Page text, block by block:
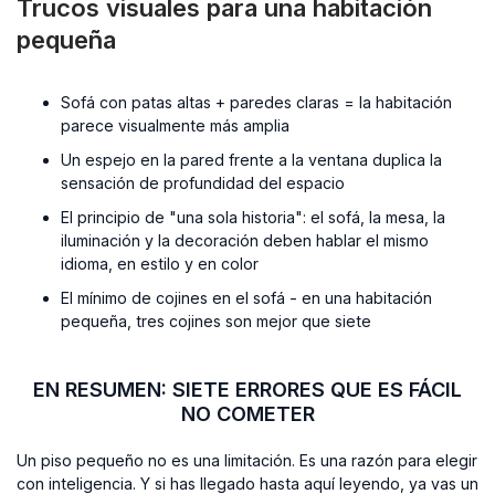
Trucos visuales para una habitación
pequeña
Sofá con patas altas + paredes claras = la habitación
parece visualmente más amplia
Un espejo en la pared frente a la ventana duplica la
sensación de profundidad del espacio
El principio de "una sola historia": el sofá, la mesa, la
iluminación y la decoración deben hablar el mismo
idioma, en estilo y en color
El mínimo de cojines en el sofá - en una habitación
pequeña, tres cojines son mejor que siete
EN RESUMEN: SIETE ERRORES QUE ES FÁCIL
NO COMETER
Un piso pequeño no es una limitación. Es una razón para elegir
con inteligencia. Y si has llegado hasta aquí leyendo, ya vas un